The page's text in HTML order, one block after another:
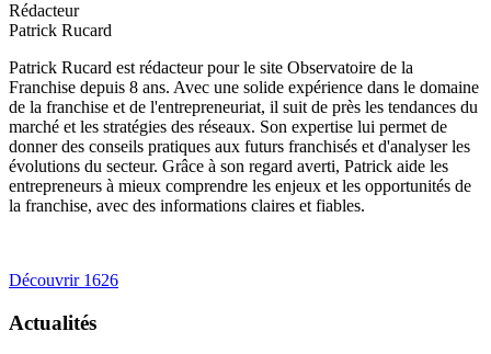
Rédacteur
Patrick Rucard
Patrick Rucard est rédacteur pour le site Observatoire de la
Franchise depuis 8 ans. Avec une solide expérience dans le domaine
de la franchise et de l'entrepreneuriat, il suit de près les tendances du
marché et les stratégies des réseaux. Son expertise lui permet de
donner des conseils pratiques aux futurs franchisés et d'analyser les
évolutions du secteur. Grâce à son regard averti, Patrick aide les
entrepreneurs à mieux comprendre les enjeux et les opportunités de
la franchise, avec des informations claires et fiables.
Découvrir 1626
Actualités